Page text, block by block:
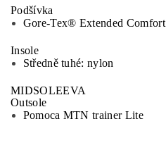
Podšívka
Gore-Tex® Extended Comfort
Insole
Středně tuhé: nylon
MIDSOLEEVA
Outsole
Pomoca MTN trainer Lite